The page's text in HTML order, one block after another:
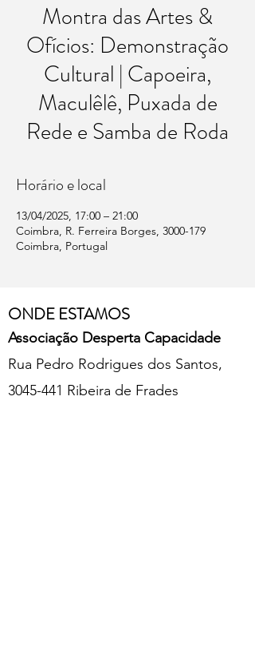
Montra das Artes &
Ofícios: Demonstração
Cultural | Capoeira,
Maculêlê, Puxada de
Rede e Samba de Roda
Horário e local
13/04/2025, 17:00 – 21:00
Coimbra, R. Ferreira Borges, 3000-179
Coimbra, Portugal
ONDE ESTAMOS
Associação Desperta Capacidade
Rua Pedro Rodrigues dos Santos,
3045-441 Ribeira de Frades